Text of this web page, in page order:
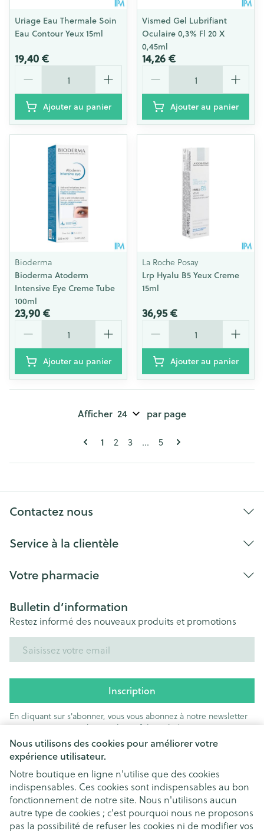
Nous utilisons des cookies pour améliorer votre
expérience utilisateur.
Notre boutique en ligne n'utilise que des cookies
indispensables. Ces cookies sont indispensables au bon
fonctionnement de notre site. Nous n'utilisons aucun
autre type de cookies ; c'est pourquoi nous ne proposons
pas la possibilité de refuser les cookies ni de modifier vos
Uriage Eau Thermale Soin
Eau Contour Yeux 15ml
19,40 €
Ajouter au panier
Vismed Gel Lubrifiant
Oculaire 0,3% Fl 20 X
0,45ml
14,26 €
Ajouter au panier
Bioderma
Bioderma Atoderm
Intensive Eye Creme Tube
100ml
23,90 €
Ajouter au panier
La Roche Posay
Lrp Hyalu B5 Yeux Creme
15ml
36,95 €
Ajouter au panier
Pages
Vous lisez actuellement la page
1 Page
2 Page
3 ... Page
5
Afficher par page
Contactez nous
Service à la clientèle
Votre pharmacie
Bulletin d’information
Restez informé des nouveaux produits et promotions
Inscription
En cliquant sur s'abonner, vous vous abonnez à notre newsletter
et acceptez notrepolitique de confidentialité.